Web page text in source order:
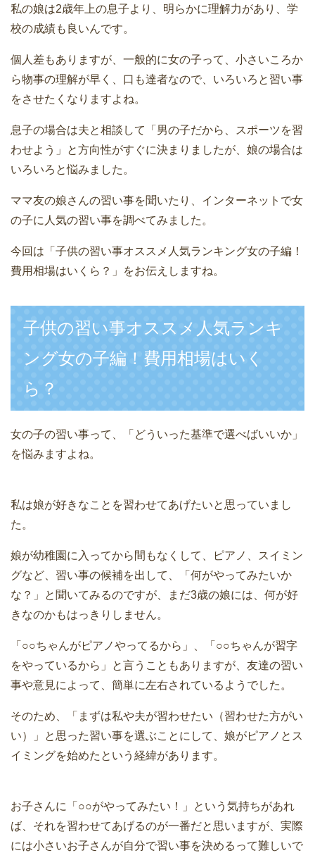
私の娘は2歳年上の息子より、明らかに理解力があり、学
校の成績も良いんです。
個人差もありますが、一般的に女の子って、小さいころか
ら物事の理解が早く、口も達者なので、いろいろと習い事
をさせたくなりますよね。
息子の場合は夫と相談して「男の子だから、スポーツを習
わせよう」と方向性がすぐに決まりましたが、娘の場合は
いろいろと悩みました。
ママ友の娘さんの習い事を聞いたり、インターネットで女
の子に人気の習い事を調べてみました。
今回は「子供の習い事オススメ人気ランキング女の子編！
費用相場はいくら？」をお伝えしますね。
子供の習い事オススメ人気ランキ
ング女の子編！費用相場はいく
ら？
女の子の習い事って、「どういった基準で選べばいいか」
を悩みますよね。
私は娘が好きなことを習わせてあげたいと思っていまし
た。
娘が幼稚園に入ってから間もなくして、ピアノ、スイミン
グなど、習い事の候補を出して、「何がやってみたいか
な？」と聞いてみるのですが、まだ3歳の娘には、何が好
きなのかもはっきりしません。
「○○ちゃんがピアノやってるから」、「○○ちゃんが習字
をやっているから」と言うこともありますが、友達の習い
事や意見によって、簡単に左右されているようでした。
そのため、「まずは私や夫が習わせたい（習わせた方がい
い）」と思った習い事を選ぶことにして、娘がピアノとス
イミングを始めたという経緯があります。
お子さんに「○○がやってみたい！」という気持ちがあれ
ば、それを習わせてあげるのが一番だと思いますが、実際
には小さいお子さんが自分で習い事を決めるって難しいで